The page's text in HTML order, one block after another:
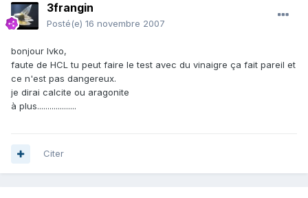
3frangin
Posté(e) 16 novembre 2007
bonjour Ivko,
faute de HCL tu peut faire le test avec du vinaigre ça fait pareil et
ce n'est pas dangereux.
je dirai calcite ou aragonite
à plus...................
Citer